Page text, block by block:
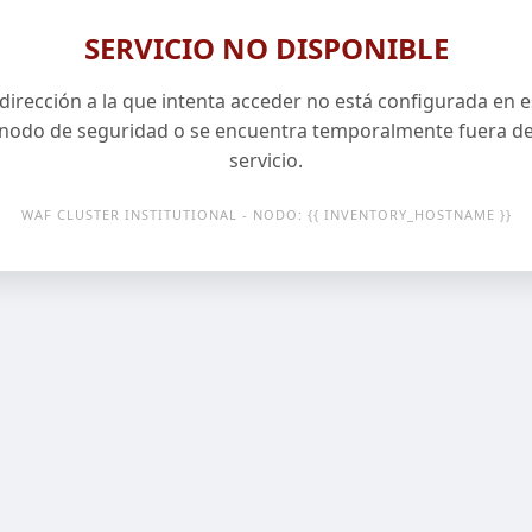
SERVICIO NO DISPONIBLE
a la que intenta acceder no está configurada en
de seguridad o se encuentra temporalmente fuera
servicio.
WAF CLUSTER INSTITUTIONAL - NODO: {{ INVENTORY_HOSTNAME }}